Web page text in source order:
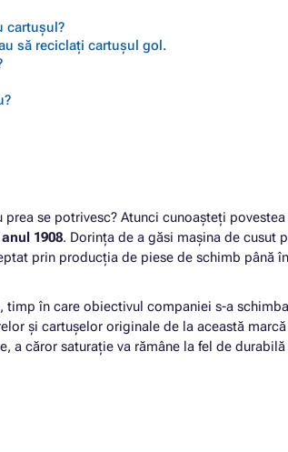
cartușul?
să reciclați cartușul gol.
se potrivesc? Atunci cunoașteți povestea
1908. Dorința de a găsi mașina de cusut
prin producția de piese de schimb până
timp în care obiectivul companiei s-a
și cartușelor originale de la această
a căror saturație va rămâne la fel de